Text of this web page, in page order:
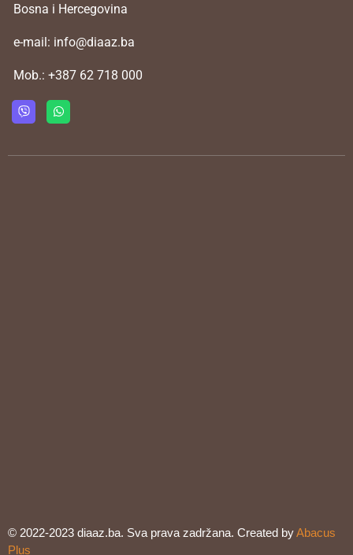
Bosna i Hercegovina
e-mail: info@diaaz.ba
Mob.: +387 62 718 000
© 2022-2023 diaaz.ba. Sva prava zadržana. Created byAbacus
Plus